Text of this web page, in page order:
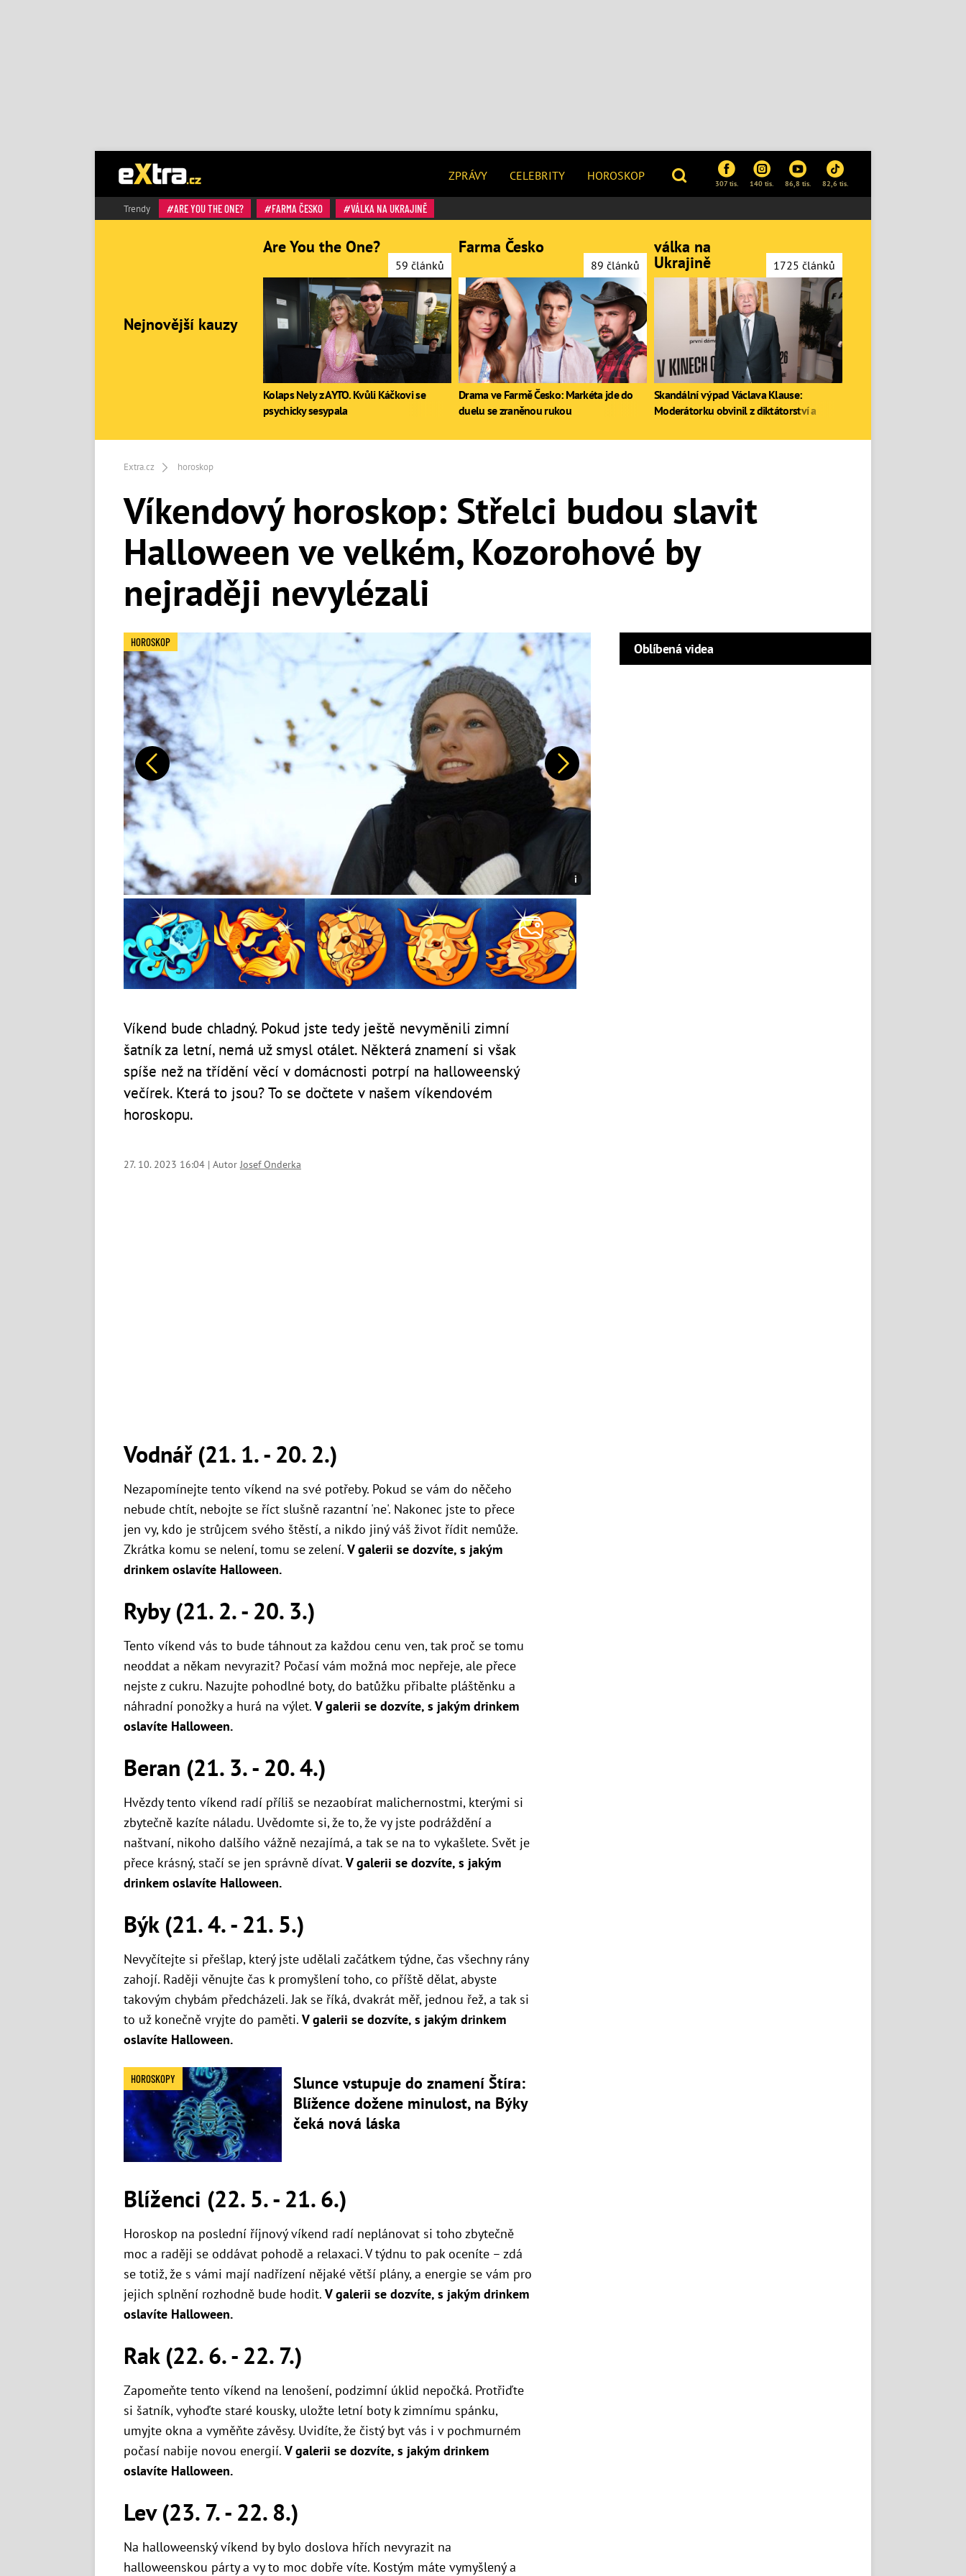
ZPRÁVY CELEBRITY HOROSKOP
307 tis. 140 tis. 86,8 tis. 82,6 tis.
Trendy ARE YOU THE ONE? FARMA ČESKO VÁLKA NA UKRAJINĚ
Extra.cz horoskop
Víkendový horoskop: Střelci budou slavit
Halloween ve velkém, Kozorohové by
nejraději nevylézali
Předchozí Další
HOROSKOP
Víkend bude chladný. Pokud jste tedy ještě nevyměnili zimní
šatník za letní, nemá už smysl otálet. Některá znamení si však
spíše než na třídění věcí v domácnosti potrpí na halloweenský
večírek. Která to jsou? To se dočtete v našem víkendovém
horoskopu.
27. 10. 2023 16:04 | AutorJosef Onderka
Vodnář (21. 1. - 20. 2.)
Nezapomínejte tento víkend na své potřeby. Pokud se vám do něčeho
nebude chtít, nebojte se říct slušně razantní 'ne'. Nakonec jste to přece
jen vy, kdo je strůjcem svého štěstí, a nikdo jiný váš život řídit nemůže.
Zkrátka komu se nelení, tomu se zelení. V galerii se dozvíte, s jakým
drinkem oslavíte Halloween.
Ryby (21. 2. - 20. 3.)
Tento víkend vás to bude táhnout za každou cenu ven, tak proč se tomu
neoddat a někam nevyrazit? Počasí vám možná moc nepřeje, ale přece
nejste z cukru. Nazujte pohodlné boty, do batůžku přibalte pláštěnku a
náhradní ponožky a hurá na výlet. V galerii se dozvíte, s jakým drinkem
oslavíte Halloween.
Beran (21. 3. - 20. 4.)
Hvězdy tento víkend radí příliš se nezaobírat malichernostmi, kterými si
zbytečně kazíte náladu. Uvědomte si, že to, že vy jste podráždění a
naštvaní, nikoho dalšího vážně nezajímá, a tak se na to vykašlete. Svět je
přece krásný, stačí se jen správně dívat. V galerii se dozvíte, s jakým
drinkem oslavíte Halloween.
Býk (21. 4. - 21. 5.)
Nevyčítejte si přešlap, který jste udělali začátkem týdne, čas všechny rány
zahojí. Raději věnujte čas k promyšlení toho, co příště dělat, abyste
takovým chybám předcházeli. Jak se říká, dvakrát měř, jednou řež, a tak si
to už konečně vryjte do paměti. V galerii se dozvíte, s jakým drinkem
oslavíte Halloween.
HOROSKOPY
Slunce vstupuje do znamení Štíra:
Blížence dožene minulost, na Býky
čeká nová láska
Blíženci (22. 5. - 21. 6.)
Horoskop na poslední říjnový víkend radí neplánovat si toho zbytečně
moc a raději se oddávat pohodě a relaxaci. V týdnu to pak oceníte – zdá
se totiž, že s vámi mají nadřízení nějaké větší plány, a energie se vám pro
jejich splnění rozhodně bude hodit. V galerii se dozvíte, s jakým drinkem
oslavíte Halloween.
Rak (22. 6. - 22. 7.)
Zapomeňte tento víkend na lenošení, podzimní úklid nepočká. Protřiďte
si šatník, vyhoďte staré kousky, uložte letní boty k zimnímu spánku,
umyjte okna a vyměňte závěsy. Uvidíte, že čistý byt vás i v pochmurném
počasí nabije novou energií. V galerii se dozvíte, s jakým drinkem
oslavíte Halloween.
Lev (23. 7. - 22. 8.)
Na halloweenský víkend by bylo doslova hřích nevyrazit na
halloweenskou párty a vy to moc dobře víte. Kostým máte vymyšlený a
Oblíbená videa
Nejnovější kauzy
Are You the One?
59 článků
Kolaps Nely z AYTO. Kvůli Káčkovi se
psychicky sesypala
Farma Česko
89 článků
Drama ve Farmě Česko: Markéta jde do
duelu se zraněnou rukou
válka na
Ukrajině 1725 článků
Skandální výpad Václava Klause:
Moderátorku obvinil z diktátorství a